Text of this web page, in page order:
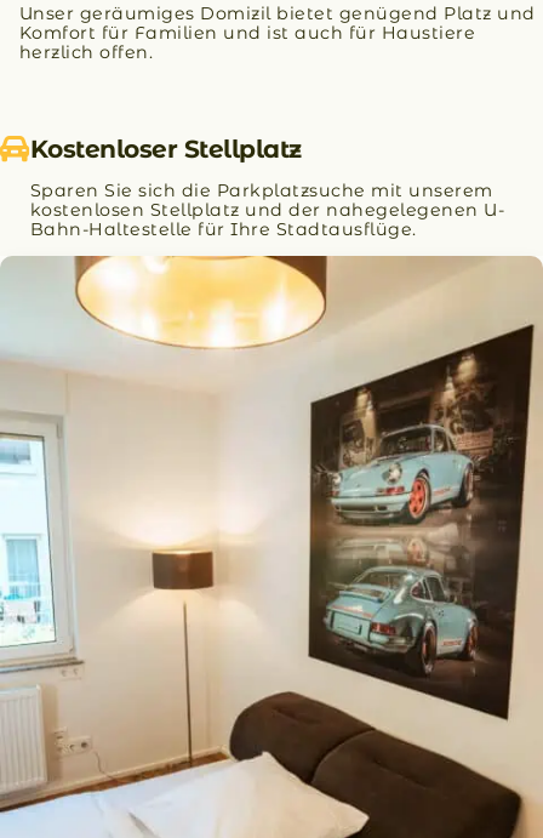
Unser geräumiges Domizil bietet genügend Platz und
Komfort für Familien und ist auch für Haustiere
herzlich offen.
Kostenloser Stellplatz
Sparen Sie sich die Parkplatzsuche mit unserem
kostenlosen Stellplatz und der nahegelegenen U-
Bahn-Haltestelle für Ihre Stadtausflüge.